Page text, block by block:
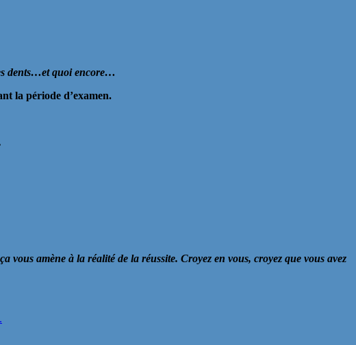
dents…et quoi encore…
la période d’examen.
vous amène à la réalité de la réussite. Croyez en vous, croyez que vous avez